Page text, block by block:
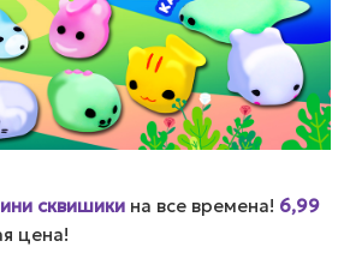
сквишики на все времена! 6,99
цена!